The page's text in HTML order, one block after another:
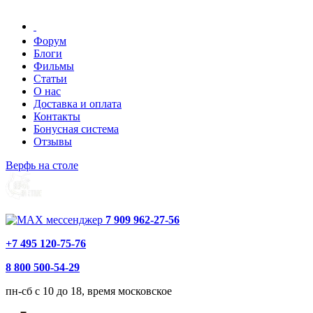
Форум
Блоги
Фильмы
Статьи
О нас
Доставка и оплата
Контакты
Бонусная система
Отзывы
Верфь на столе
7 909 962-27-56
+7 495 120-75-76
8 800 500-54-29
пн-сб с 10 до 18, время московское